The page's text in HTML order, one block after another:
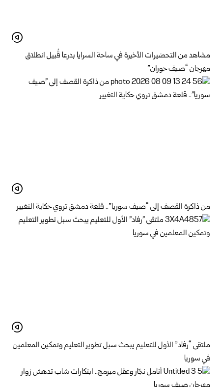
مشاهد من التحضيرات الأخيرة في ساحة السرايا بدرعا قُبيل انطلاق
مهرجان “صيف حوران”
من ذاكرة القصف إلى “صيف سوريا”.. قلعة دمشق تروي حكاية التغيير
ملتقى “رفاد” الأول للتعليم يبحث سبل تطوير التعليم وتمكين المعلمين
في سوريا